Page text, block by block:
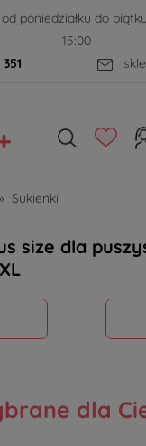
poniedziałku do
15:00
» Sukienki
size dla
dla